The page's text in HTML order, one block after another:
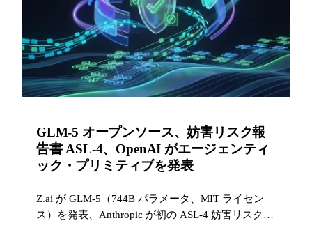
GLM-5 オープンソース、妨害リスク報
告書 ASL-4、OpenAI がエージェンティ
ック・プリミティブを発表
Z.ai が GLM-5（744B パラメータ、MIT ライセン
ス）を発表、Anthropic が初の ASL-4 妨害リスク報